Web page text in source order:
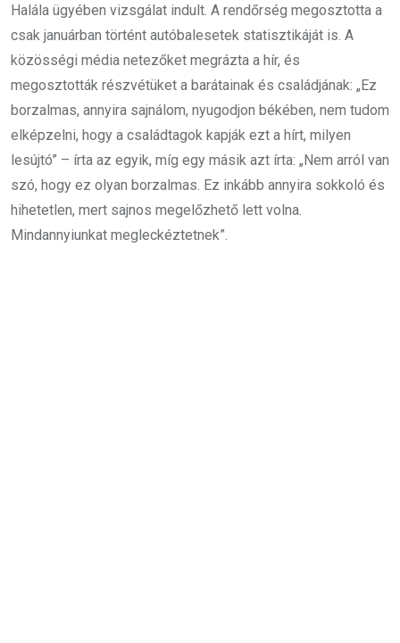
Halála ügyében vizsgálat indult. A rendőrség megosztotta a
csak januárban történt autóbalesetek statisztikáját is. A
közösségi média netezőket megrázta a hír, és
megosztották részvétüket a barátainak és családjának: „Ez
borzalmas, annyira sajnálom, nyugodjon békében, nem tudom
elképzelni, hogy a családtagok kapják ezt a hírt, milyen
lesújtó” – írta az egyik, míg egy másik azt írta: „Nem arról van
szó, hogy ez olyan borzalmas. Ez inkább annyira sokkoló és
hihetetlen, mert sajnos megelőzhető lett volna.
Mindannyiunkat megleckéztetnek”.